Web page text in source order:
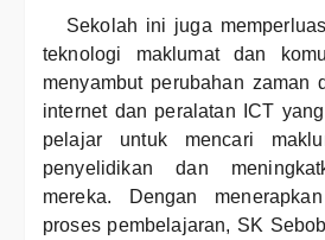
Sekolah ini juga
teknologi maklumat dan
menyambut perubahan zaman
internet dan peralatan ICT
pelajar untuk mencari
penyelidikan dan
mereka. Dengan
proses pembelajaran, SK